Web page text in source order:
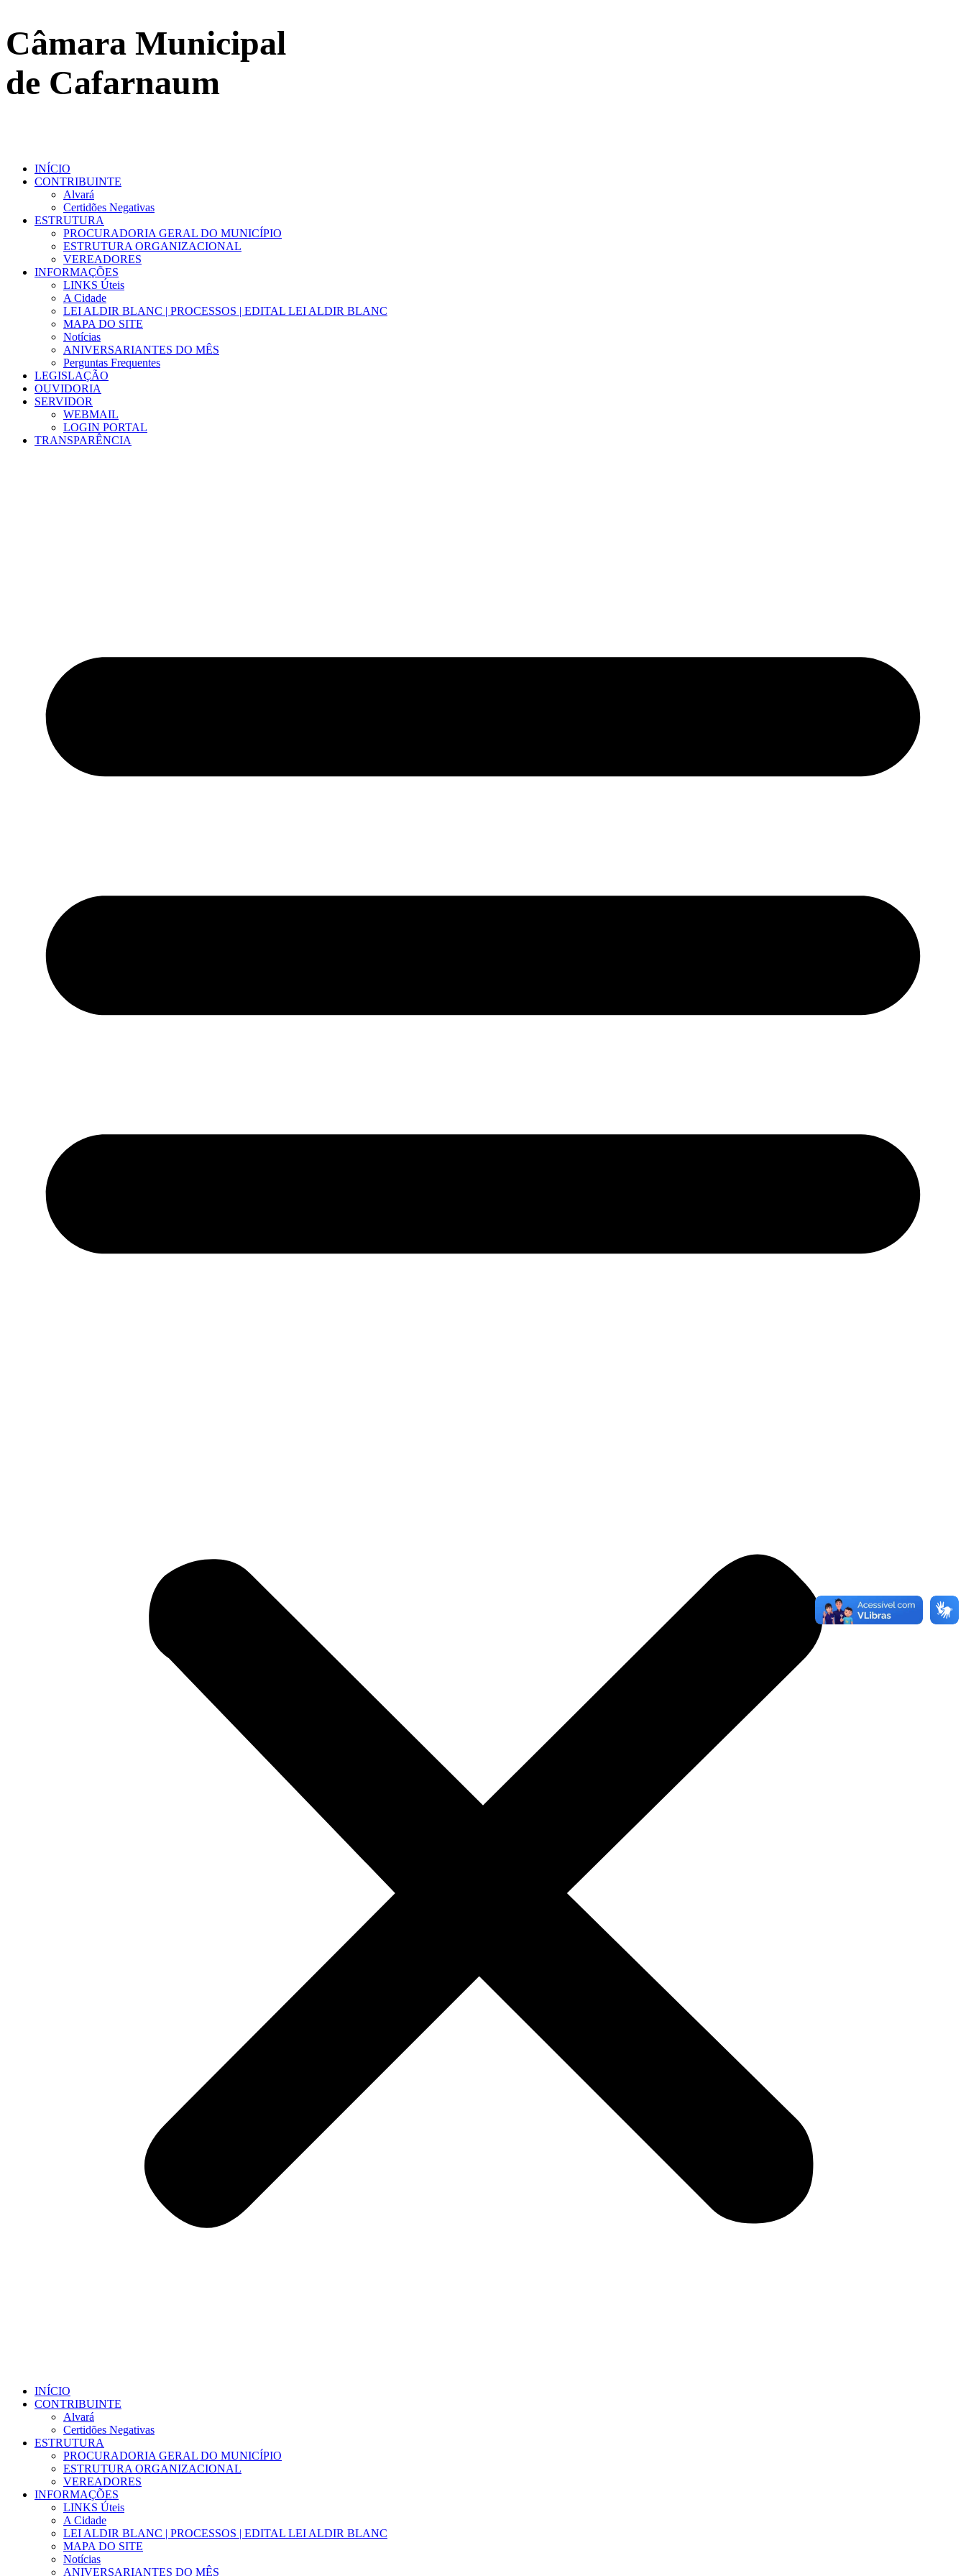
Câmara Municipal
de Cafarnaum
INÍCIO
CONTRIBUINTE
Alvará
Certidões Negativas
ESTRUTURA
PROCURADORIA GERAL DO MUNICÍPIO
ESTRUTURA ORGANIZACIONAL
VEREADORES
INFORMAÇÕES
LINKS Úteis
A Cidade
LEI ALDIR BLANC | PROCESSOS | EDITAL LEI ALDIR BLANC
MAPA DO SITE
Notícias
ANIVERSARIANTES DO MÊS
Perguntas Frequentes
LEGISLAÇÃO
OUVIDORIA
SERVIDOR
WEBMAIL
LOGIN PORTAL
TRANSPARÊNCIA
INÍCIO
CONTRIBUINTE
Alvará
Certidões Negativas
ESTRUTURA
PROCURADORIA GERAL DO MUNICÍPIO
ESTRUTURA ORGANIZACIONAL
VEREADORES
INFORMAÇÕES
LINKS Úteis
A Cidade
LEI ALDIR BLANC | PROCESSOS | EDITAL LEI ALDIR BLANC
MAPA DO SITE
Notícias
ANIVERSARIANTES DO MÊS